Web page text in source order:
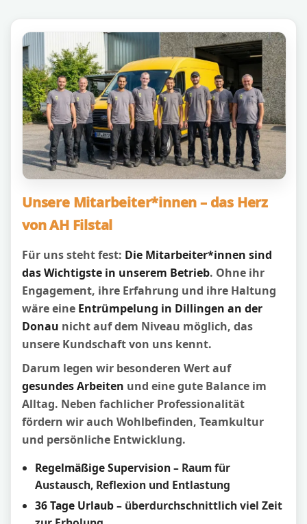
Unsere Mitarbeiter*innen – das Herz
von AH Filstal
Für uns steht fest: Die Mitarbeiter*innen sind
das Wichtigste in unserem Betrieb. Ohne ihr
Engagement, ihre Erfahrung und ihre Haltung
wäre eine Entrümpelung in Dillingen an der
Donau nicht auf dem Niveau möglich, das
unsere Kundschaft von uns kennt.
Darum legen wir besonderen Wert auf
gesundes Arbeiten und eine gute Balance im
Alltag. Neben fachlicher Professionalität
fördern wir auch Wohlbefinden, Teamkultur
und persönliche Entwicklung.
Regelmäßige Supervision– Raum für
Austausch, Reflexion und Entlastung
36 Tage Urlaub– überdurchschnittlich viel Zeit